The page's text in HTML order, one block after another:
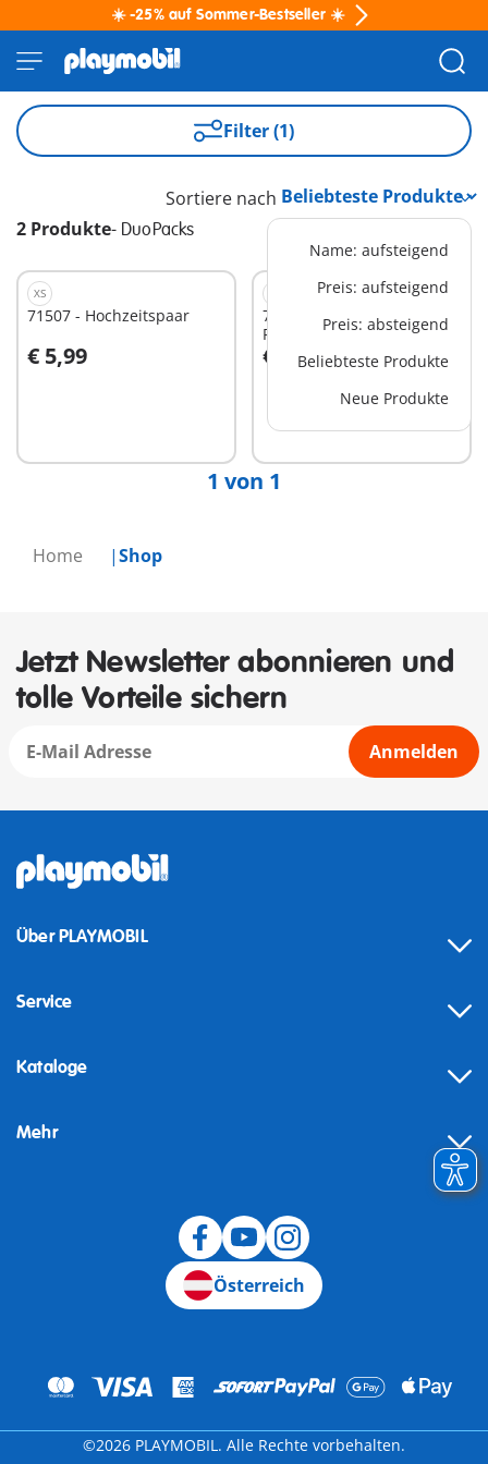
☀️ -25% auf Sommer-Bestseller ☀️
Home Shop
Filter (1)
2 Produkte- DuoPacks
Sortiere nach
Name: aufsteigend
Preis: aufsteigend
Preis: absteigend
Beliebteste Produkte
Neue Produkte
XS
71507 - Hochzeitspaar
€ 5,99
In den Warenkorb
71506 - Sanitäterin mit
Patient
€ 5,99In den Warenkorb
1 von 1
Jetzt Newsletter abonnieren und
tolle Vorteile sichern
Anmelden
Über PLAYMOBIL
Service
Kataloge
Mehr
Österreich
©2026 PLAYMOBIL. Alle Rechte vorbehalten.